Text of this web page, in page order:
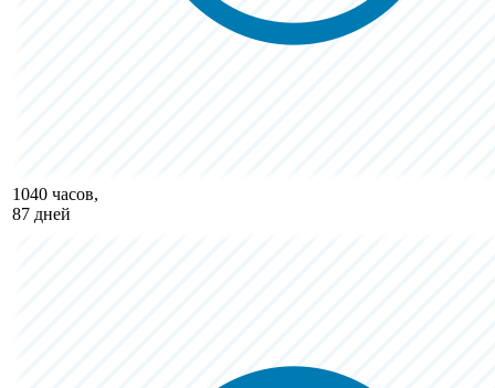
1040 часов,
87 дней